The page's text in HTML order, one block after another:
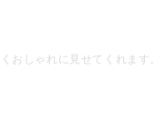
おしゃれに見せてくれます。